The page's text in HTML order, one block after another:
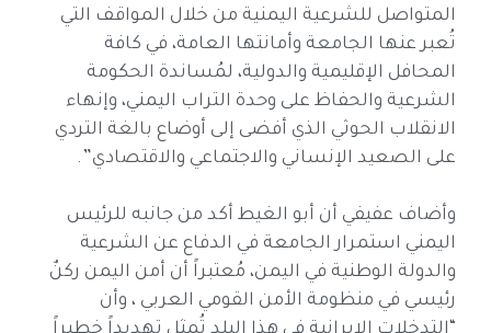
المتواصل للشرعية اليمنية من خلال المواقف التي
تُعبر عنها الجامعة وأمانتها العامة، في كافة
المحافل الإقليمية والدولية، لمُساندة الحكومة
الشرعية والحفاظ على وحدة التراب اليمني، وإنهاء
الانقلاب الحوثي الذي أفضى إلى أوضاع بالغة التردي
على الصعيد الإنساني والاجتماعي والاقتصادي”.
وأضاف عفيفي أن أبو الغيط أكد من جانبه للرئيس
اليمني استمرار الجامعة في الدفاع عن الشرعية
والدولة الوطنية في اليمن، مُعتبراً أن أمن اليمن ركنٌ
رئيسي في منظومة الأمن القومي العربي ، وأن